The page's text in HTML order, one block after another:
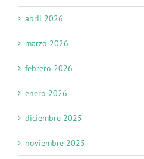
abril 2026
marzo 2026
febrero 2026
enero 2026
diciembre 2025
noviembre 2025